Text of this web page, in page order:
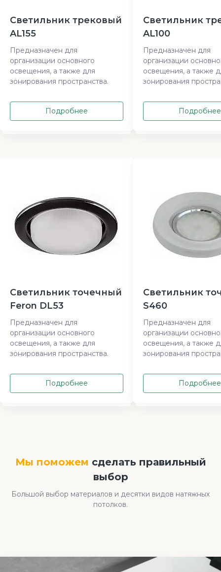
Светильник трековый
AL155
Предназначен для
организации основного
освещения, а также для
зонирования пространства.
Подробнее
Светильник
AL100
Предназначен для
организации
освещения, а также
зонирования
Подробнее
Светильник точечный
Feron DL53
Предназначен для
организации основного
освещения, а также для
зонирования пространства.
Подробнее
Светильник
S460
Предназначен для
организации
освещения, а также
зонирования
Подробнее
Мы поможем сделать правильный
выбор
Большой выбор материалов и десятки видов натяжных
потолков.